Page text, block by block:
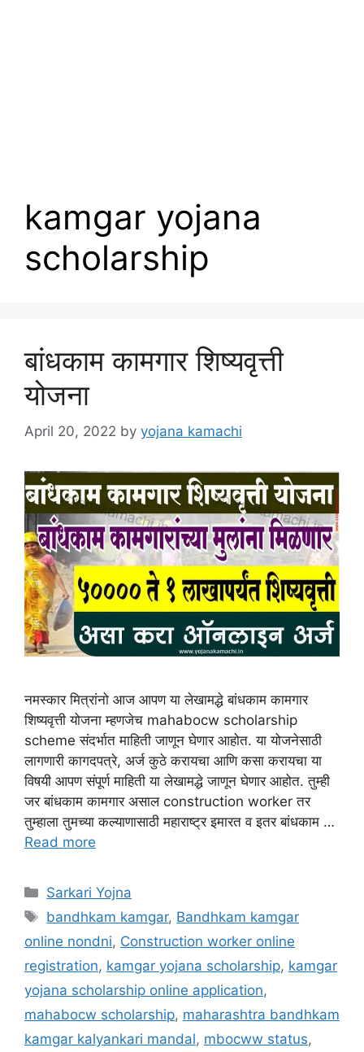
kamgar yojana
scholarship
बांधकाम कामगार शिष्यवृत्ती
योजना
April 20, 2022 by yojana kamachi
नमस्कार मित्रांनो आज आपण या लेखामद्धे बांधकाम कामगार
शिष्यवृत्ती योजना म्हणजेच mahabocw scholarship
scheme संदर्भात माहिती जाणून घेणार आहोत. या योजनेसाठी
लागणारी कागदपत्रे, अर्ज कुठे करायचा आणि कसा करायचा या
विषयी आपण संपूर्ण माहिती या लेखामद्धे जाणून घेणार आहोत. तुम्ही
जर बांधकाम कामगार असाल construction worker तर
तुम्हाला तुमच्या कल्याणासाठी महाराष्ट्र इमारत व इतर बांधकाम …
Read more
Categories
Sarkari Yojna
Tags
bandhkam kamgar, Bandhkam kamgar
online nondni, Construction worker online
registration, kamgar yojana scholarship, kamgar
yojana scholarship online application,
mahabocw scholarship, maharashtra bandhkam
kamgar kalyankari mandal, mbocww status,